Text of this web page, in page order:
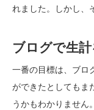
れました。しかし、
ブログで生
一番の目標は、ブロ
ができたとしてもま
うかもわかりませ